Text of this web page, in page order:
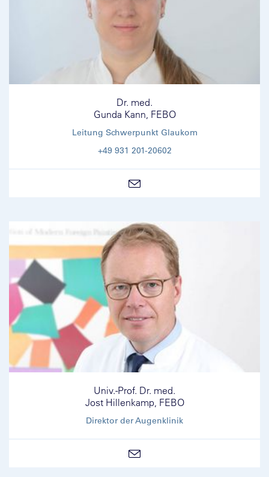
Dr. med.
Gunda Kann, FEBO
Leitung Schwerpunkt Glaukom
+49 931 201-20602
Univ.-Prof. Dr. med.
Jost Hillenkamp, FEBO
Direktor der Augenklinik